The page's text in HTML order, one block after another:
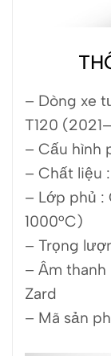
– Dòng xe
T120
– Cấu hình
– Chất liệu
– Lớp phủ :
1000°C)
– Trọng
– Âm
Zard
– Mã sản